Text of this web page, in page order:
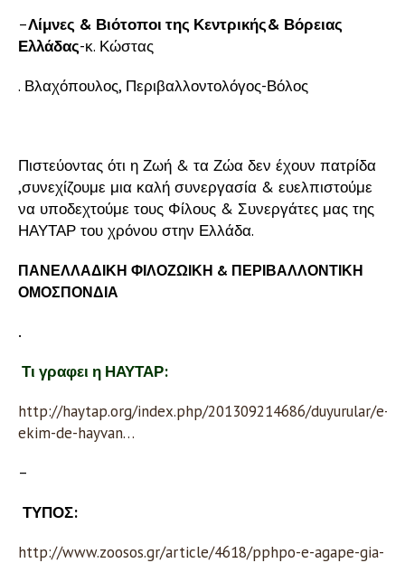
–Λίμνες & Βιότοποι της Κεντρικής& Βόρειας
Ελλάδας-κ. Κώστας
. Βλαχόπουλος, Περιβαλλοντολόγος-Βόλος
Πιστεύοντας ότι η Ζωή & τα Ζώα δεν έχουν πατρίδα
,συνεχίζουμε μια καλή συνεργασία & ευελπιστούμε
να υποδεχτούμε τους Φίλους & Συνεργάτες μας της
ΗΑΥΤΑΡ του χρόνου στην Ελλάδα.
ΠΑΝΕΛΛΑΔΙΚΗ ΦΙΛΟΖΩΙΚΗ & ΠΕΡΙΒΑΛΛΟΝΤΙΚΗ
ΟΜΟΣΠΟΝΔΙΑ
.
Τι γραφει η ΗΑΥΤΑΡ:
http://haytap.org/index.php/201309214686/duyurular/e-
ekim-de-hayvan…
–
ΤΥΠΟΣ:
http://www.zoosos.gr/article/4618/pphpo-e-agape-gia-